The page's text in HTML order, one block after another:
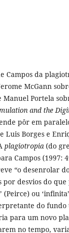
Campos da
McGann
Manuel Portela
and the
pôr em
Luis Borges e
plagiotropia (do
Campos (1997:
“o desenrolar
por desvios do
ou
do
para um novo
no tempo,